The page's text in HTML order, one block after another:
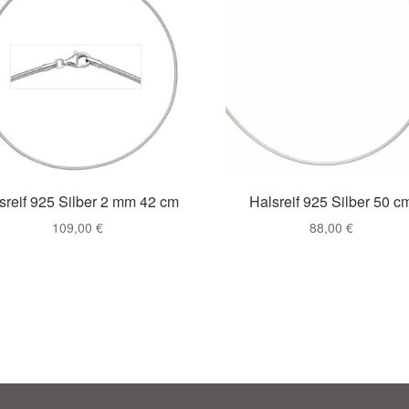
925 Silber 2 mm 42 cm
109,00€
Halsreif 925 Silber 50
88,00 €